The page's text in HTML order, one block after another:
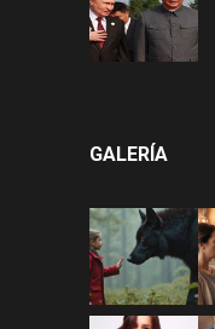
GALERÍA